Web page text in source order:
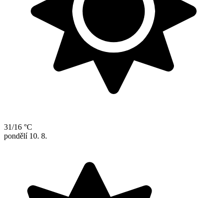
31/16 °C
pondělí 10. 8.